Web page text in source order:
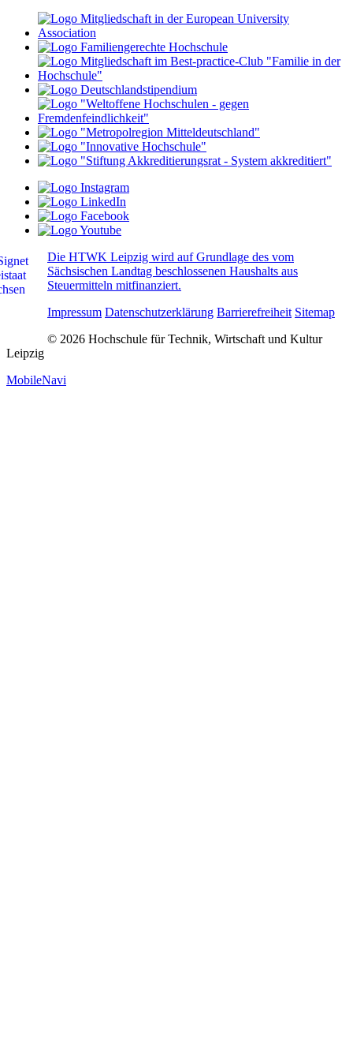
Die HTWK Leipzig wird auf Grundlage des vom
Sächsischen Landtag beschlossenen Haushalts aus
Steuermitteln mitfinanziert.
Impressum Datenschutzerklärung Barrierefreiheit Sitemap
© 2026 Hochschule für Technik, Wirtschaft und Kultur
Leipzig
MobileNavi